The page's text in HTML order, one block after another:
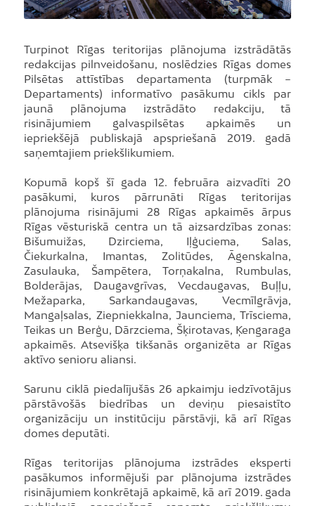
Turpinot Rīgas teritorijas plānojuma izstrādātās
redakcijas pilnveidošanu, noslēdzies Rīgas domes
Pilsētas attīstības departamenta (turpmāk –
Departaments) informatīvo pasākumu cikls par
jaunā plānojuma izstrādāto redakciju, tā
risinājumiem galvaspilsētas apkaimēs un
iepriekšējā publiskajā apspriešanā 2019. gadā
saņemtajiem priekšlikumiem.
Kopumā kopš šī gada 12. februāra aizvadīti 20
pasākumi, kuros pārrunāti Rīgas teritorijas
plānojuma risinājumi 28 Rīgas apkaimēs ārpus
Rīgas vēsturiskā centra un tā aizsardzības zonas:
Bišumuižas, Dzirciema, Iļģuciema, Salas,
Čiekurkalna, Imantas, Zolitūdes, Āgenskalna,
Zasulauka, Šampētera, Torņakalna, Rumbulas,
Bolderājas, Daugavgrīvas, Vecdaugavas, Buļļu,
Mežaparka, Sarkandaugavas, Vecmīlgrāvja,
Mangaļsalas, Ziepniekkalna, Jaunciema, Trīsciema,
Teikas un Berģu, Dārzciema, Šķirotavas, Ķengaraga
apkaimēs. Atsevišķa tikšanās organizēta ar Rīgas
aktīvo senioru aliansi.
Sarunu ciklā piedalījušās 26 apkaimju iedzīvotājus
pārstāvošās biedrības un deviņu piesaistīto
organizāciju un institūciju pārstāvji, kā arī Rīgas
domes deputāti.
Rīgas teritorijas plānojuma izstrādes eksperti
pasākumos informējuši par plānojuma izstrādes
risinājumiem konkrētajā apkaimē, kā arī 2019. gada